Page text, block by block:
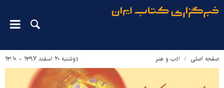
صفحه اصلی ادب و هنر دوشنبه ۲۰ اسفند ۱۳۹۷ - ۱۳:۱۰